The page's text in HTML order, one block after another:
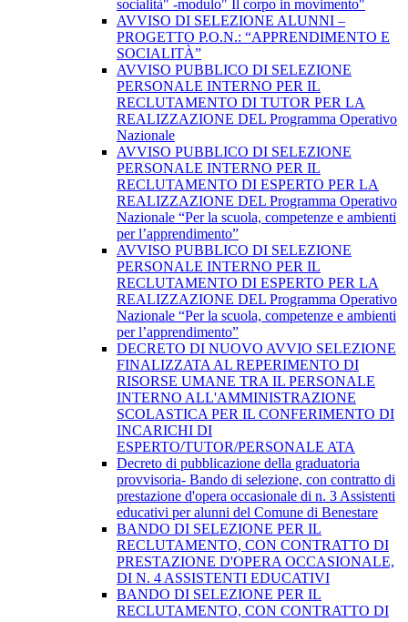
socialità" -modulo" Il corpo in movimento"
AVVISO DI SELEZIONE ALUNNI –
PROGETTO P.O.N.: “APPRENDIMENTO E
SOCIALITÀ”
AVVISO PUBBLICO DI SELEZIONE
PERSONALE INTERNO PER IL
RECLUTAMENTO DI TUTOR PER LA
REALIZZAZIONE DEL Programma Operativo
Nazionale
AVVISO PUBBLICO DI SELEZIONE
PERSONALE INTERNO PER IL
RECLUTAMENTO DI ESPERTO PER LA
REALIZZAZIONE DEL Programma Operativo
Nazionale “Per la scuola, competenze e ambienti
per l’apprendimento”
AVVISO PUBBLICO DI SELEZIONE
PERSONALE INTERNO PER IL
RECLUTAMENTO DI ESPERTO PER LA
REALIZZAZIONE DEL Programma Operativo
Nazionale “Per la scuola, competenze e ambienti
per l’apprendimento”
DECRETO DI NUOVO AVVIO SELEZIONE
FINALIZZATA AL REPERIMENTO DI
RISORSE UMANE TRA IL PERSONALE
INTERNO ALL'AMMINISTRAZIONE
SCOLASTICA PER IL CONFERIMENTO DI
INCARICHI DI
ESPERTO/TUTOR/PERSONALE ATA
Decreto di pubblicazione della graduatoria
provvisoria- Bando di selezione, con contratto di
prestazione d'opera occasionale di n. 3 Assistenti
educativi per alunni del Comune di Benestare
BANDO DI SELEZIONE PER IL
RECLUTAMENTO, CON CONTRATTO DI
PRESTAZIONE D'OPERA OCCASIONALE,
DI N. 4 ASSISTENTI EDUCATIVI
BANDO DI SELEZIONE PER IL
RECLUTAMENTO, CON CONTRATTO DI